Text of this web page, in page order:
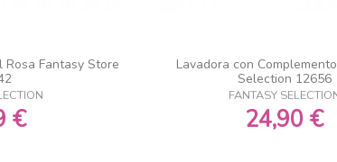
Fantasy Store
€
Lavadora con
Selection 12656
FANTASY
24,90 €